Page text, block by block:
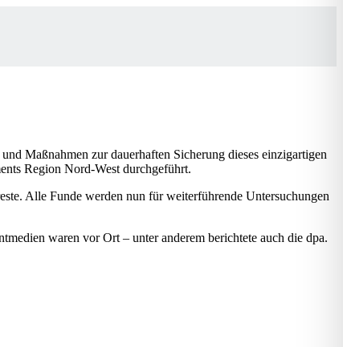
Maßnahmen zur dauerhaften Sicherung dieses einzigartigen
Region Nord-West durchgeführt.
Alle Funde werden nun für weiterführende Untersuchungen
waren vor Ort – unter anderem berichtete auch die dpa.